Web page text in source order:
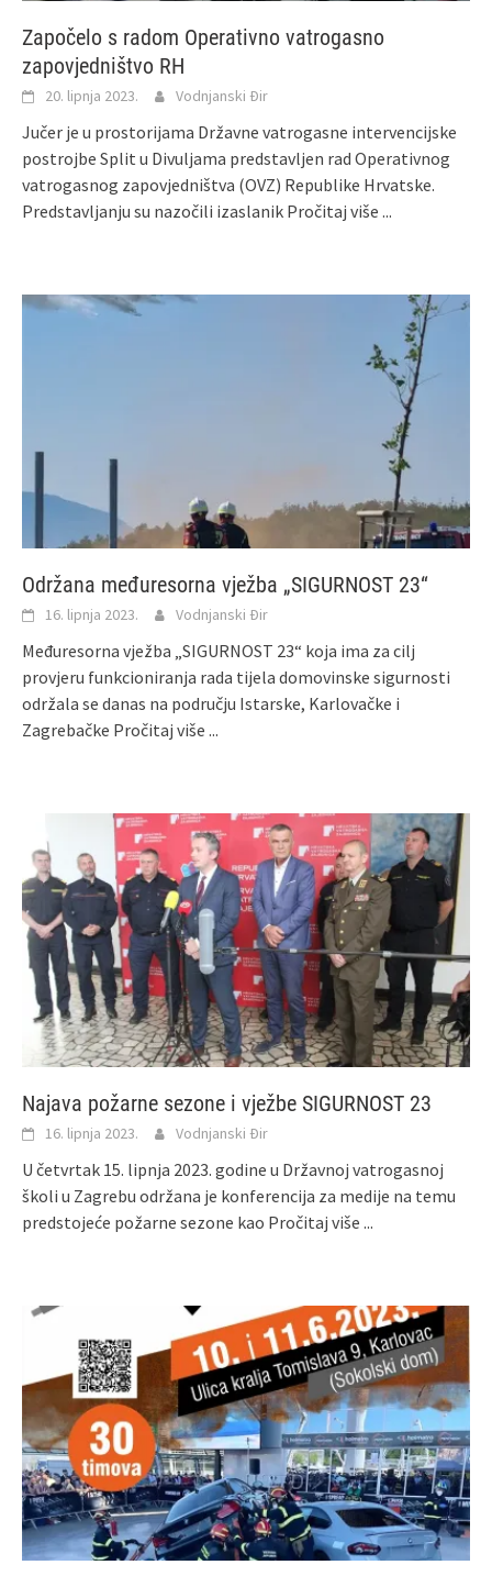
Započelo s radom Operativno vatrogasno
zapovjedništvo RH
20. lipnja 2023. Vodnjanski Đir
Jučer je u prostorijama Državne vatrogasne intervencijske
postrojbe Split u Divuljama predstavljen rad Operativnog
vatrogasnog zapovjedništva (OVZ) Republike Hrvatske.
Predstavljanju su nazočili izaslanik Pročitaj više ...
Održana međuresorna vježba „SIGURNOST 23“
16. lipnja 2023. Vodnjanski Đir
Međuresorna vježba „SIGURNOST 23“ koja ima za cilj
provjeru funkcioniranja rada tijela domovinske sigurnosti
održala se danas na području Istarske, Karlovačke i
Zagrebačke Pročitaj više ...
Najava požarne sezone i vježbe SIGURNOST 23
16. lipnja 2023. Vodnjanski Đir
U četvrtak 15. lipnja 2023. godine u Državnoj vatrogasnoj
školi u Zagrebu održana je konferencija za medije na temu
predstojeće požarne sezone kao Pročitaj više ...